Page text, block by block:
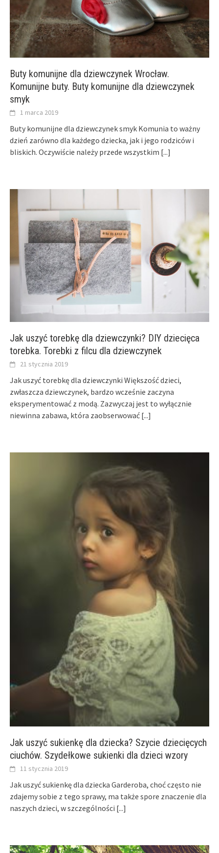
Buty komunijne dla dziewczynek Wrocław.
Komunijne buty. Buty komunijne dla dziewczynek
smyk
1 marca 2019
Buty komunijne dla dziewczynek smyk Komunia to ważny
dzień zarówno dla każdego dziecka, jak i jego rodziców i
bliskich. Oczywiście należy przede wszystkim [...]
Jak uszyć torebkę dla dziewczynki? DIY dziecięca
torebka. Torebki z filcu dla dziewczynek
21 stycznia 2019
Jak uszyć torebkę dla dziewczynki Większość dzieci,
zwłaszcza dziewczynek, bardzo wcześnie zaczyna
eksperymentować z modą. Zazwyczaj jest to wyłącznie
niewinna zabawa, która zaobserwować [...]
Jak uszyć sukienkę dla dziecka? Szycie dziecięcych
ciuchów. Szydełkowe sukienki dla dzieci wzory
11 stycznia 2019
Jak uszyć sukienkę dla dziecka Garderoba, choć często nie
zdajemy sobie z tego sprawy, ma także spore znaczenie dla
naszych dzieci, w szczególności [...]